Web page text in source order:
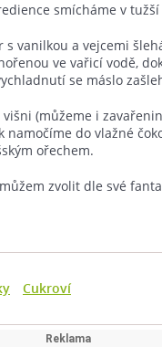
smícháme v
s vanilkou a vejcemi
ve vařicí vodě,
se máslo
višni (můžeme i
namočíme do vlažné
ořechem.
zvolit dle své
Cukroví